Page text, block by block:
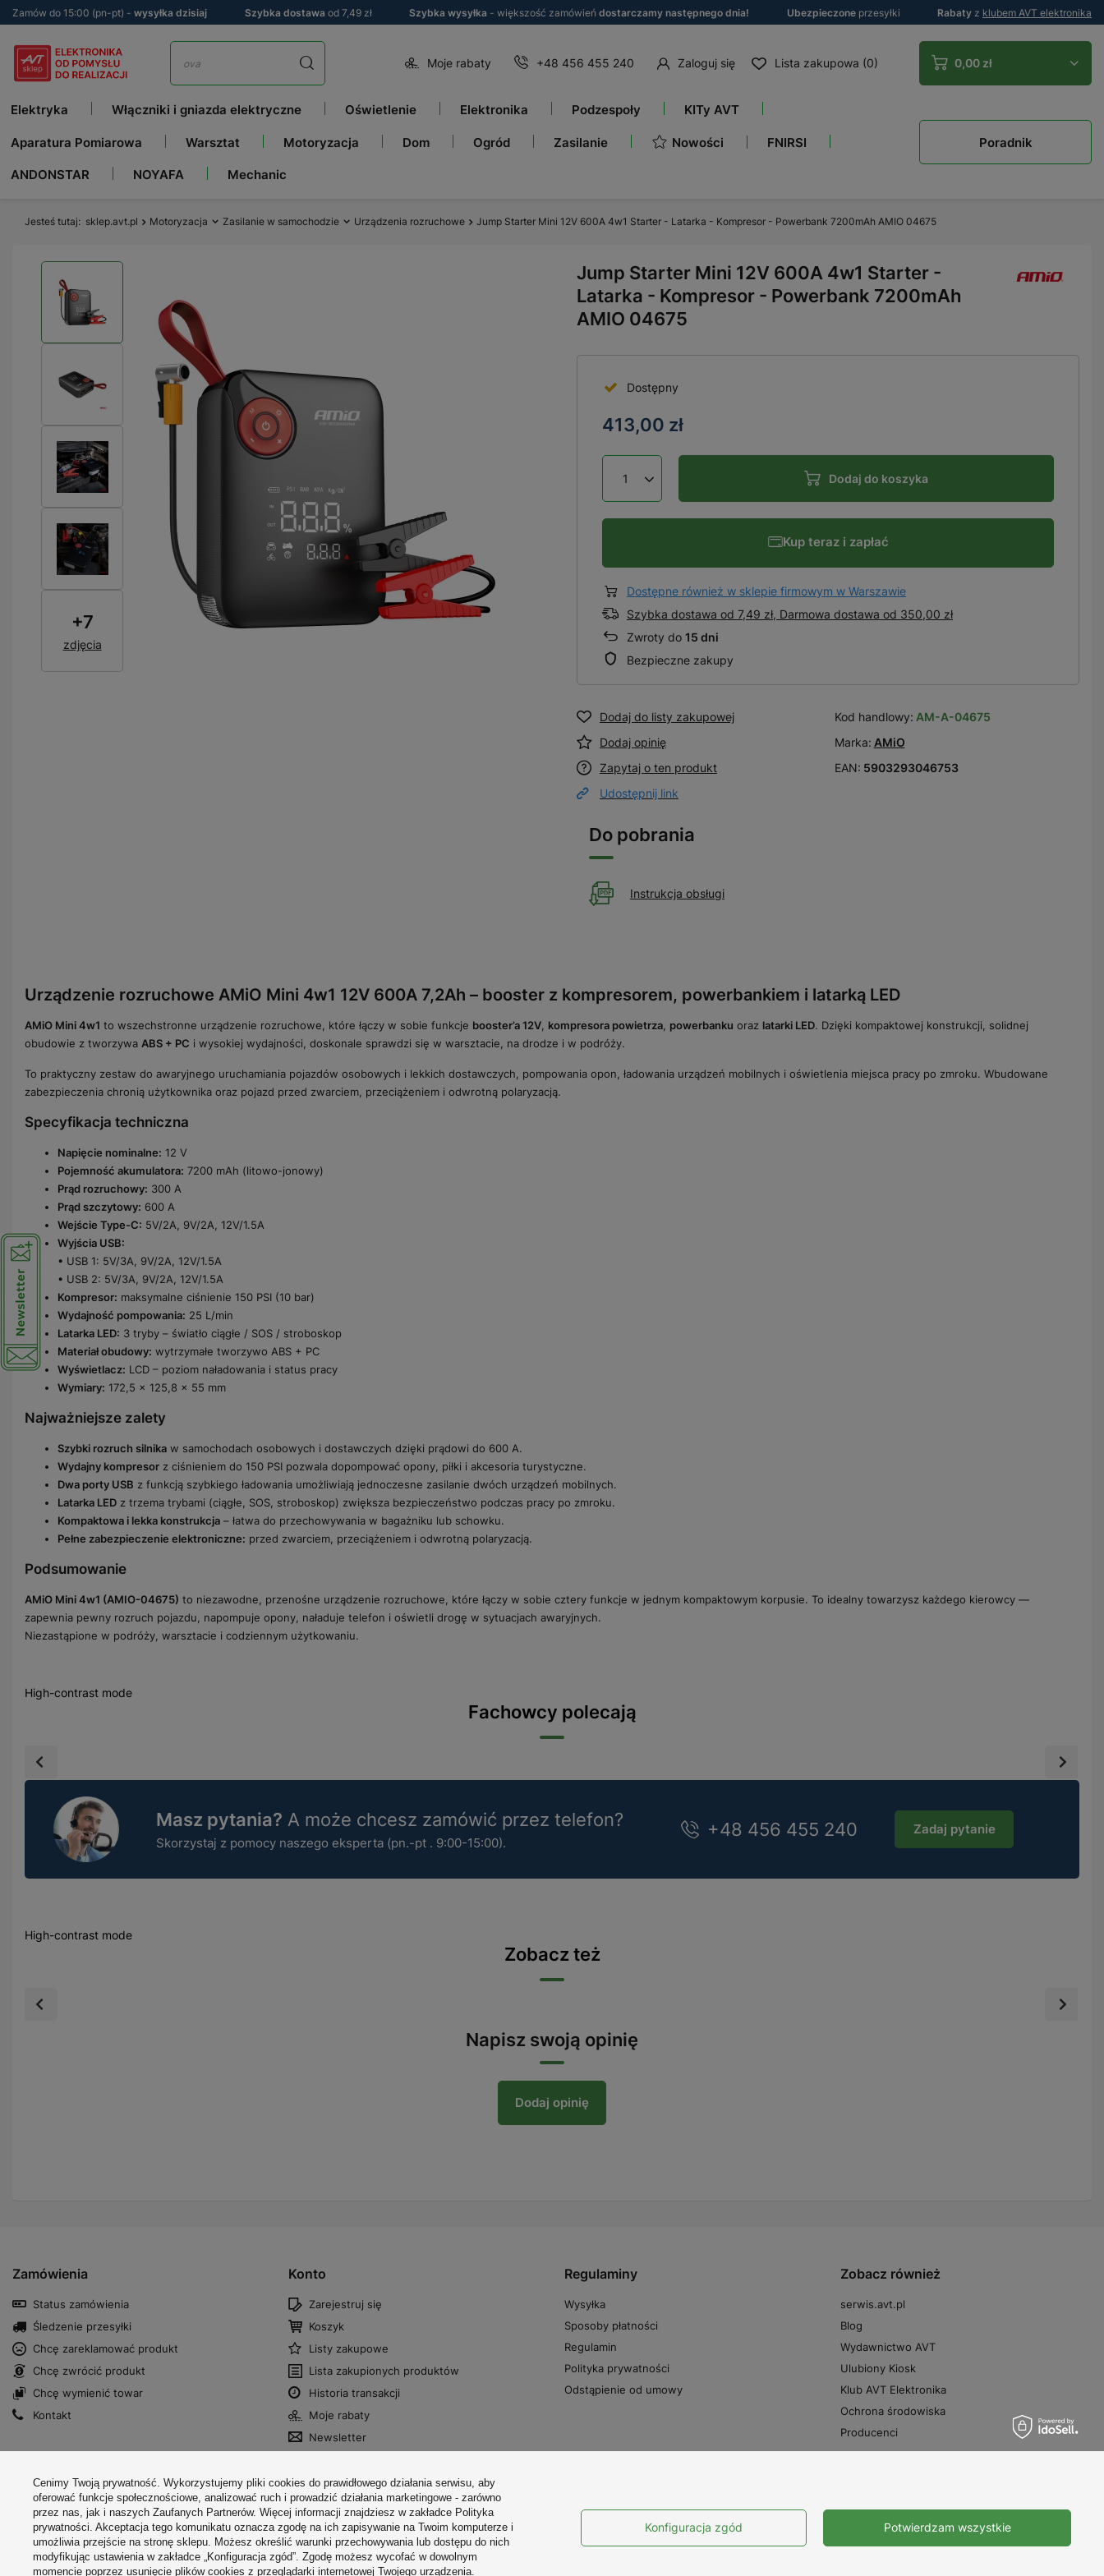
Zamów do 15:00 (pn-pt) - wysyłka dzisiaj Szybka dostawa od 7,49 zł Szybka wysyłka - większość zamówień dostarczamy następnego dnia! Ubezpieczone przesyłki Rabaty z klubem AVT elektronika
Moje rabaty +48 456 455 240 Zaloguj się Lista zakupowa (0) 0,00 zł
Elektryka Włączniki i gniazda elektryczne Oświetlenie Elektronika Podzespoły KITy AVT
Aparatura Pomiarowa Warsztat Motoryzacja Dom Ogród Zasilanie Nowości FNIRSI
ANDONSTAR NOYAFA Mechanic
Poradnik
Jesteś tutaj sklep.avt.pl Motoryzacja Zasilanie w samochodzie Urządzenia rozruchowe Jump Starter Mini 12V 600A 4w1 Starter - Latarka - Kompresor - Powerbank 7200mAh AMIO 04675
+7
zdjęcia
Jump Starter Mini 12V 600A 4w1 Starter -
Latarka - Kompresor - Powerbank 7200mAh
AMIO 04675
Dostępny
413,00 zł
Dodaj do koszyka
Kup teraz i zapłać
Dostępne również w sklepie firmowym w Warszawie
Szybka dostawa od 7,49 zł, Darmowa dostawa od 350,00 zł
Zwroty do 15 dni
Bezpieczne zakupy
Dodaj do listy zakupowej
Dodaj opinię
Zapytaj o ten produkt
Udostępnij link
Kod handlowy: AM-A-04675
Marka: AMiO
EAN: 5903293046753
Urządzenie rozruchowe AMiO Mini 4w1 12V 600A 7,2Ah – booster z kompresorem, powerbankiem i latarką LED
AMiO Mini 4w1 to wszechstronne urządzenie rozruchowe, które łączy w sobie funkcje booster’a 12V kompresora powietrza powerbanku oraz latarki LED. Dzięki kompaktowej konstrukcji, solidnej
obudowie z tworzywa ABS + PC i wysokiej wydajności, doskonale sprawdzi się w warsztacie, na drodze i w podróży.
To praktyczny zestaw do awaryjnego uruchamiania pojazdów osobowych i lekkich dostawczych, pompowania opon, ładowania urządzeń mobilnych i oświetlenia miejsca pracy po zmroku. Wbudowane
zabezpieczenia chronią użytkownika oraz pojazd przed zwarciem, przeciążeniem i odwrotną polaryzacją.
Specyfikacja techniczna
Napięcie nominalne: 12 V
Pojemność akumulatora: 7200 mAh (litowo-jonowy)
Prąd rozruchowy: 300 A
Prąd szczytowy: 600 A
Wejście Type-C: 5V/2A, 9V/2A, 12V/1.5A
Wyjścia USB:
• USB 1: 5V/3A, 9V/2A, 12V/1.5A
• USB 2: 5V/3A, 9V/2A, 12V/1.5A
Kompresor: maksymalne ciśnienie 150 PSI (10 bar)
Wydajność pompowania: 25 L/min
Latarka LED: 3 tryby – światło ciągłe / SOS / stroboskop
Materiał obudowy: wytrzymałe tworzywo ABS + PC
Wyświetlacz: LCD – poziom naładowania i status pracy
Wymiary: 172,5 × 125,8 × 55 mm
Najważniejsze zalety
Szybki rozruch silnika w samochodach osobowych i dostawczych dzięki prądowi do 600 A.
Wydajny kompresor z ciśnieniem do 150 PSI pozwala dopompować opony, piłki i akcesoria turystyczne.
Dwa porty USB z funkcją szybkiego ładowania umożliwiają jednoczesne zasilanie dwóch urządzeń mobilnych.
Latarka LED z trzema trybami (ciągłe, SOS, stroboskop) zwiększa bezpieczeństwo podczas pracy po zmroku.
Kompaktowa i lekka konstrukcja – łatwa do przechowywania w bagażniku lub schowku.
Pełne zabezpieczenie elektroniczne: przed zwarciem, przeciążeniem i odwrotną polaryzacją.
Podsumowanie
AMiO Mini 4w1 (AMIO-04675) to niezawodne, przenośne urządzenie rozruchowe, które łączy w sobie cztery funkcje w jednym kompaktowym korpusie. To idealny towarzysz każdego kierowcy —
zapewnia pewny rozruch pojazdu, napompuje opony, naładuje telefon i oświetli drogę w sytuacjach awaryjnych.
Niezastąpione w podróży, warsztacie i codziennym użytkowaniu.
Do pobrania
Instrukcja obsługi
High-contrast mode
Fachowcy polecają
Masz pytania? A może chcesz zamówić przez telefon?
Skorzystaj z pomocy naszego eksperta (pn.-pt . 9:00-15:00).
+48 456 455 240 Zadaj pytanie
High-contrast mode
Zobacz też
Napisz swoją opinię
Dodaj opinię
Zamówienia
Status zamówienia
Śledzenie przesyłki
Chcę zareklamować produkt
Chcę zwrócić produkt
Chcę wymienić towar
Kontakt
Konto
Zarejestruj się
Koszyk
Listy zakupowe
Lista zakupionych produktów
Historia transakcji
Moje rabaty
Newsletter
Regulaminy
Wysyłka
Sposoby płatności
Regulamin
Polityka prywatności
Odstąpienie od umowy
Zobacz również
serwis.avt.pl
Blog
Wydawnictwo AVT
Ulubiony Kiosk
Klub AVT Elektronika
Ochrona środowiska
Producenci
W sklepie prezentujemy ceny brutto (z VAT).
opinie klientów
4.9
Cenimy Twoją prywatność. Wykorzystujemy pliki cookies do prawidłowego działania serwisu, aby
oferować funkcje społecznościowe, analizować ruch i prowadzić działania marketingowe - zarówno
przez nas, jak i naszych Zaufanych Partnerów. Więcej informacji znajdziesz w zakładce Polityka
prywatności. Akceptacja tego komunikatu oznacza zgodę na ich zapisywanie na Twoim komputerze i
umożliwia przejście na stronę sklepu. Możesz określić warunki przechowywania lub dostępu do nich
modyfikując ustawienia w zakładce „Konfiguracja zgód”. Zgodę możesz wycofać w dowolnym
momencie poprzez usunięcie plików cookies z przeglądarki internetowej Twojego urządzenia.
Konfiguracja zgód Potwierdzam wszystkie